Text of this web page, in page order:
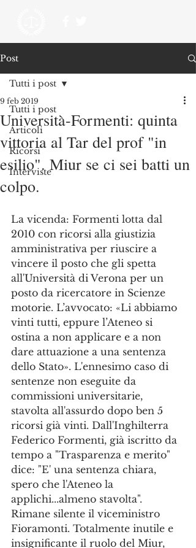
Post
Tutti i post
Articoli
Ricorsi
Interviste
Tutti i post
Università-Formenti: quinta
vittoria al Tar del prof "in
esilio". Miur se ci sei batti un
colpo.
9 feb 2019
La vicenda: Formenti lotta dal
2010 con ricorsi alla giustizia
amministrativa per riuscire a
vincere il posto che gli spetta
all'Università di Verona per un
posto da ricercatore in Scienze
motorie. L’avvocato: «Li abbiamo
vinti tutti, eppure l’Ateneo si
ostina a non applicare e a non
dare attuazione a una sentenza
dello Stato». L'ennesimo caso di
sentenze non eseguite da
commissioni universitarie,
stavolta all'assurdo dopo ben 5
ricorsi già vinti. Dall'Inghilterra
Federico Formenti, già iscritto da
tempo a "Trasparenza e merito"
dice: "E' una sentenza chiara,
spero che l'Ateneo la
applichi...almeno stavolta".
Rimane silente il viceministro
Fioramonti. Totalmente inutile e
insignificante il ruolo del Miur,